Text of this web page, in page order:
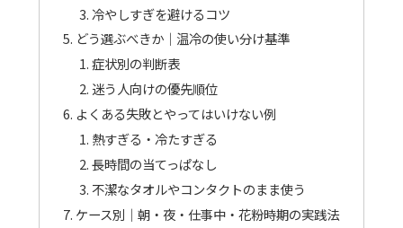
冷やしすぎを避けるコツ
どう選ぶべきか｜温冷の使い分け基準
症状別の判断表
迷う人向けの優先順位
よくある失敗とやってはいけない例
熱すぎる・冷たすぎる
長時間の当てっぱなし
不潔なタオルやコンタクトのまま使う
ケース別｜朝・夜・仕事中・花粉時期の実践法